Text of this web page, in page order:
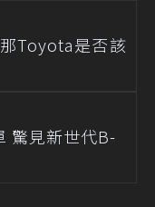
Toyota是否該
驚見新世代B-